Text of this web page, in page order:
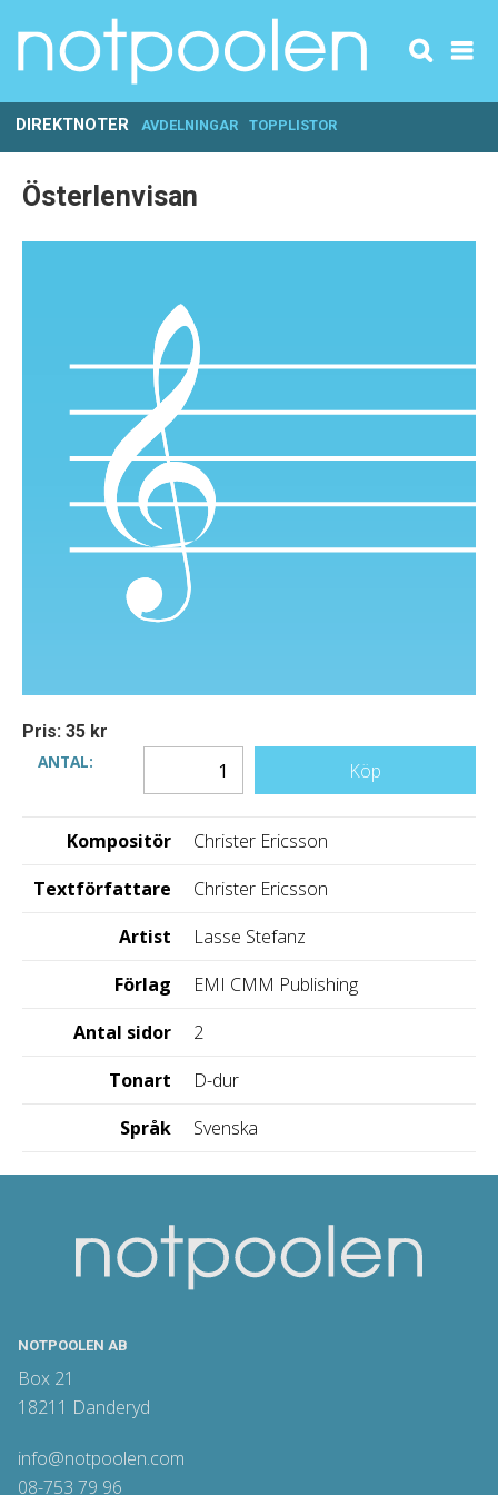
DIREKTNOTER AVDELNINGAR TOPPLISTOR
Österlenvisan
Pris: 35 kr
ANTAL:
Köp
Kompositör
Christer Ericsson
Textförfattare
Christer Ericsson
Artist
Lasse Stefanz
Förlag
EMI CMM Publishing
Antal sidor
2
Tonart
D-dur
Språk
Svenska
NOTPOOLEN AB
Box 21
18211 Danderyd
info@notpoolen.com
08-753 79 96